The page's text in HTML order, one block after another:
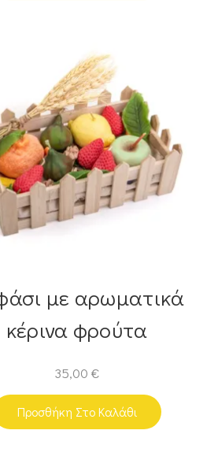
με αρωματικά
κέρινα φρούτα
35,00 €
Προσθήκη Στο Καλάθι